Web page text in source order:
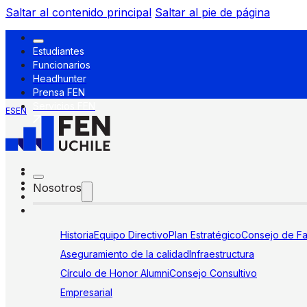
Saltar al contenido principal Saltar al pie de página
Estudiantes
Funcionarios
Headhunter
Prensa FEN
ESEN
Nosotros
HistoriaEquipo DirectivoPlan EstratégicoConsejo de
Aseguramiento de la calidadInfraestructura
Círculo de Honor AlumniConsejo Consultivo
Empresarial